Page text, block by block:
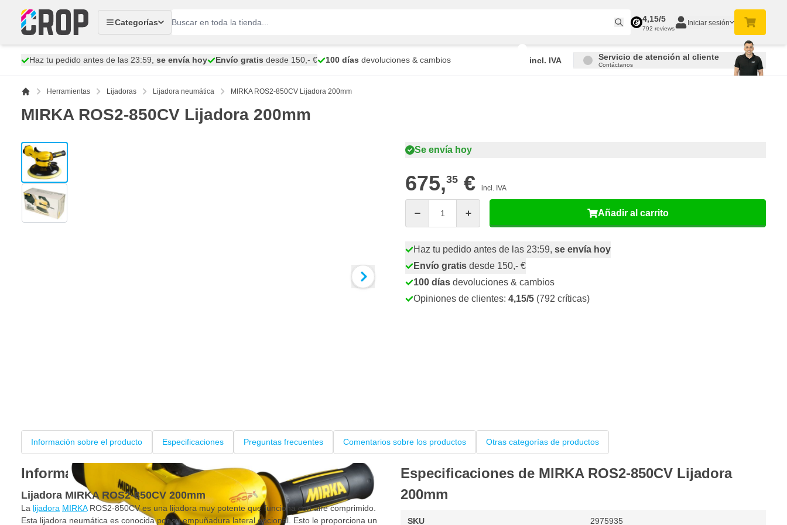
Categorías
4,15/5
792 reviews
Iniciar sesión
Haz tu pedido antes de las 23:59, se envía hoy Envío gratis desde 150,- € 100 días devoluciones & cambios incl. IVA Servicio de atención al cliente
Contáctanos
Herramientas Lijadoras Lijadora neumática MIRKA ROS2-850CV Lijadora 200mm
MIRKA ROS2-850CV Lijadora 200mm
View larger image
View larger image
Se envía hoy
675,35 € incl. IVA
Añadir al carrito
Haz tu pedido antes de las 23:59, se envía hoy
Envío gratis desde 150,- €
100 días devoluciones & cambios
Opiniones de clientes: 4,15/5 (792 críticas)
Información sobre el producto Especificaciones Preguntas frecuentes Comentarios sobre los productos Otras categorías de productos
Información sobre el producto
Lijadora MIRKA ROS2-850CV 200mm
La lijadora MIRKAROS2-850CV es una lijadora muy potente que funciona con aire comprimido.
Esta lijadora neumática es conocida por su empuñadura lateral opcional. Esto le proporciona un
Especificaciones de MIRKA ROS2-850CV Lijadora
200mm
SKU 2975935